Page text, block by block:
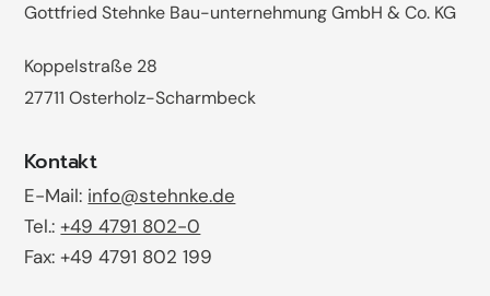
Gottfried Stehnke Bau-unternehmung GmbH & Co. KG
Koppelstraße 28
27711 Osterholz-Scharmbeck
Kontakt
E-Mail: info@stehnke.de
Tel.:+49 4791 802-0
Fax: +49 4791 802 199